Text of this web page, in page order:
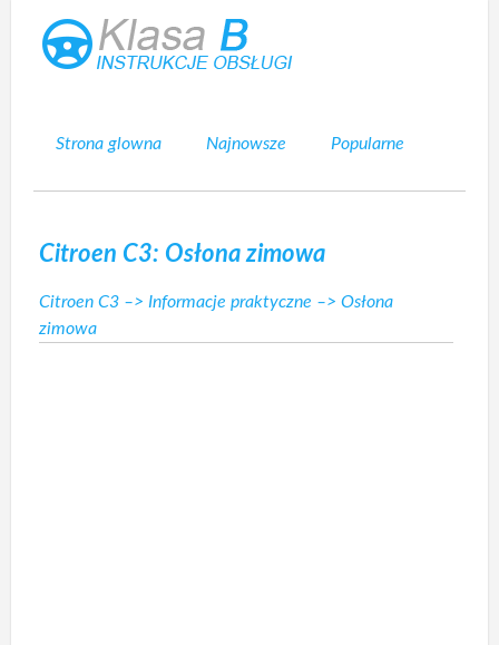
Strona glowna Najnowsze Popularne
Citroen C3: Osłona zimowa
Citroen C3 –> Informacje praktyczne –> Osłona
zimowa